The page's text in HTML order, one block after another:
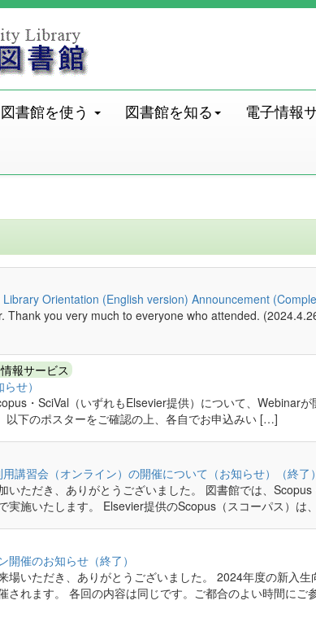
図書館を使う 図書館を知る 電子情報
Orientation (English version) Announcement
Thank you very much to everyone who attended.
報サービス
せ）
・SciVal（いずれもElsevier提供）について、Webinarが
以下のポスターをご確認の上、各自でお申込みい […]
講習会（オンライン）の開催について（お知らせ）（終了）
いただき、ありがとうございました。 図書館では、Scopus
実施いたします。 Elsevier提供のScopus（スコーパス）は
催のお知らせ（終了）
いただき、ありがとうございました。 2024年度の新入生
されます。 各回の内容は同じです。ご都合のよい時間にご